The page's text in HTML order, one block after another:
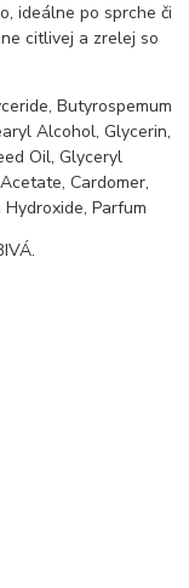
ideálne po sprche či
citlivej a zrelej so
Butyrospemum
Alcohol, Glycerin,
Oil, Glyceryl
Cardomer,
Parfum